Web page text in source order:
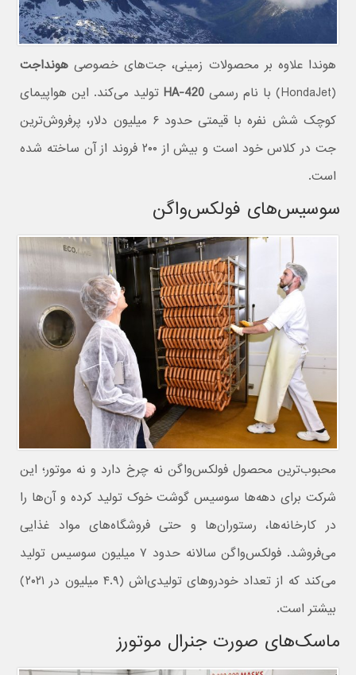
هوندا علاوه بر محصولات زمینی، جت‌های خصوصی هونداجت
(HondaJet) با نام رسمی
HA-420تولید می‌کند. این هواپیمای
کوچک شش نفره با قیمتی حدود ۶ میلیون دلار، پرفروش‌ترین
جت در کلاس خود است و بیش از ۲۰۰ فروند از آن ساخته شده
است.
سوسیس‌های فولکس‌واگن
محبوب‌ترین محصول فولکس‌واگن نه چرخ دارد و نه موتور؛ این
شرکت برای دهه‌ها سوسیس گوشت خوک تولید کرده و آن‌ها را
در کارخانه‌ها، رستوران‌ها و حتی فروشگاه‌های مواد غذایی
می‌فروشد. فولکس‌واگن سالانه حدود ۷ میلیون سوسیس تولید
می‌کند که از تعداد خودروهای تولیدی‌اش (۴.۹ میلیون در ۲۰۲۱)
بیشتر است.
ماسک‌های صورت جنرال موتورز